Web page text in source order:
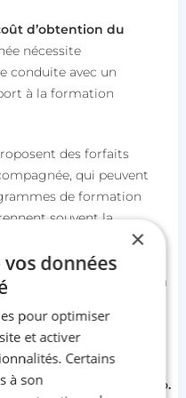
d’obtention du
nécessite
conduite avec un
à la formation
des forfaits
qui peuvent
de formation
souvent la
que des heures de
moniteur pour
avec la formation
conduite est facturée
une option
de ton assurance auto.
×
données
pour optimiser
et activer
Certains
à son